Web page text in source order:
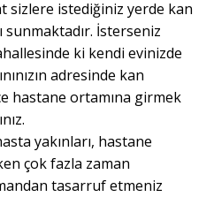
sizlere istediğiniz yerde kan
İsterseniz
ki kendi evinizde
adresinde kan
hastane ortamına girmek
yakınları, hastane
çok fazla zaman
tasarruf etmeniz